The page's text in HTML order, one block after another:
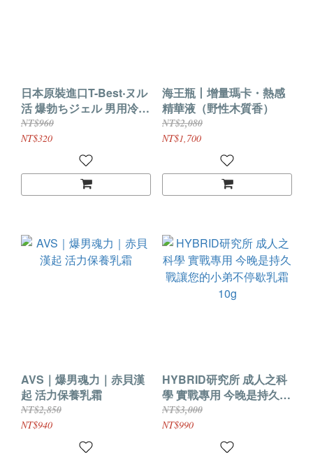
日本原裝進口T-Best‧ヌル
活 爆勃ちジェル 男用冷熱
雙重爆炸勃起凝膠-20ml
NT$960
NT$320
海王瓶丨增量瑪卡・熱感
精華液（野性木質香）
NT$2,080
NT$1,700
AVS｜爆男魂力｜赤貝漢
起 活力保養乳霜
NT$2,850
NT$940
HYBRID研究所 成人之科
學 實戰專用 今晚是持久戰
讓您的小弟不停歇乳霜
10g
NT$3,000
NT$990